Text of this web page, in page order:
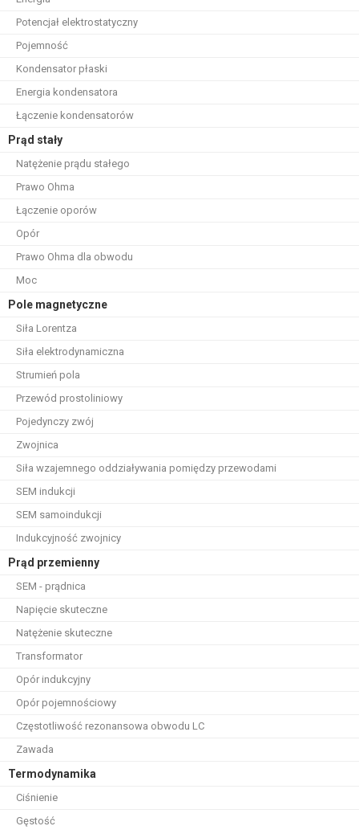
Potencjał elektrostatyczny
Pojemność
Kondensator płaski
Energia kondensatora
Łączenie kondensatorów
Prąd stały
Natężenie prądu stałego
Prawo Ohma
Łączenie oporów
Opór
Prawo Ohma dla obwodu
Moc
Pole magnetyczne
Siła Lorentza
Siła elektrodynamiczna
Strumień pola
Przewód prostoliniowy
Pojedynczy zwój
Zwojnica
Siła wzajemnego oddziaływania pomiędzy przewodami
SEM indukcji
SEM samoindukcji
Indukcyjność zwojnicy
Prąd przemienny
SEM - prądnica
Napięcie skuteczne
Natężenie skuteczne
Transformator
Opór indukcyjny
Opór pojemnościowy
Częstotliwość rezonansowa obwodu LC
Zawada
Termodynamika
Ciśnienie
Gęstość